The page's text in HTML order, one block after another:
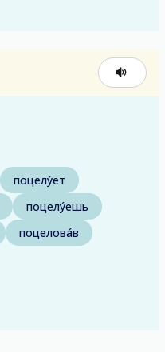
поцелу́ет
поцелу́ешь
поцелова́в